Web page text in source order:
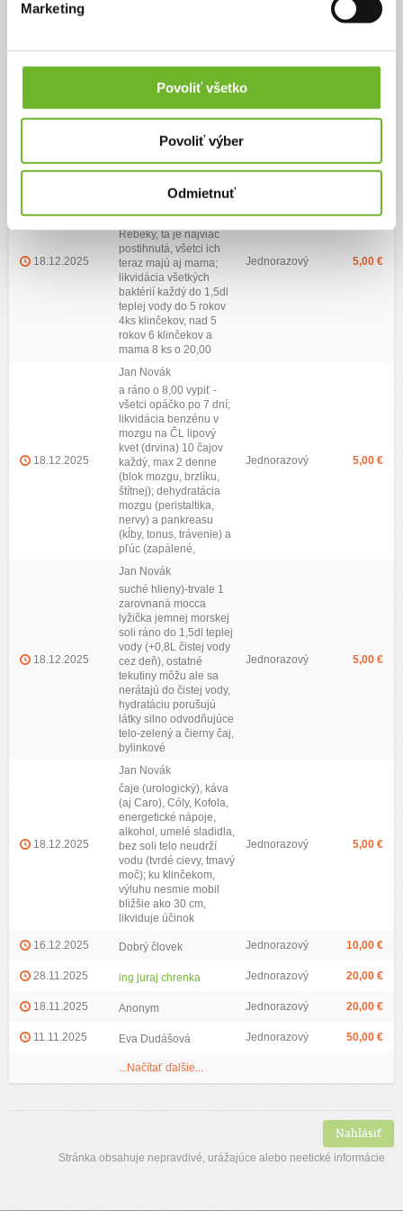
Marketing
Povoliť všetko
Povoliť výber
Odmietnuť
Zoznam darov (33)
Typ daru
29.12.2025 Dobrý človek Jednorazový 100,00 €
Martin Tranpisar
18.12.2025
Jan Novák
mama pri prvom decku
dostali do plodu iba
Rebeky, tá je najviac
postihnutá, všetci ich
teraz majú aj mama;
likvidácia všetkých
baktérií každý do 1,5dl
teplej vody do 5 rokov
4ks klinčekov, nad 5
rokov 6 klinčekov a
mama 8 ks o 20,00
Jednorazový 5,00 €
18.12.2025
Jan Novák
a ráno o 8,00 vypiť -
všetci opáčko po 7 dní;
likvidácia benzénu v
mozgu na ČL lipový
kvet (drvina) 10 čajov
každý, max 2 denne
(blok mozgu, brzlíku,
štítnej); dehydratácia
mozgu (peristaltika,
nervy) a pankreasu
(kĺby, tonus, trávenie) a
pľúc (zapálené,
Jednorazový 5,00 €
18.12.2025
Jan Novák
suché hlieny)-trvale 1
zarovnaná mocca
lyžička jemnej morskej
soli ráno do 1,5dl teplej
vody (+0,8L čistej vody
cez deň), ostatné
tekutiny môžu ale sa
nerátajú do čistej vody,
hydratáciu porušujú
látky silno odvodňujúce
telo-zelený a čierny čaj,
bylinkové
Jednorazový 5,00 €
18.12.2025
Jan Novák
čaje (urologický), káva
(aj Caro), Cóly, Kofola,
energetické nápoje,
alkohol, umelé sladidla,
bez soli telo neudrží
vodu (tvrdé cievy, tmavý
moč); ku klinčekom,
výluhu nesmie mobil
bližšie ako 30 cm,
likviduje účinok
Jednorazový 5,00 €
16.12.2025 Dobrý človek Jednorazový 10,00 €
28.11.2025 ing juraj chrenka Jednorazový 20,00 €
18.11.2025 Anonym Jednorazový 20,00 €
11.11.2025 Eva Dudášová Jednorazový 50,00 €
...Načítať ďalšie...
Nahlásiť
Stránka obsahuje nepravdivé, urážajúce alebo neetické informácie